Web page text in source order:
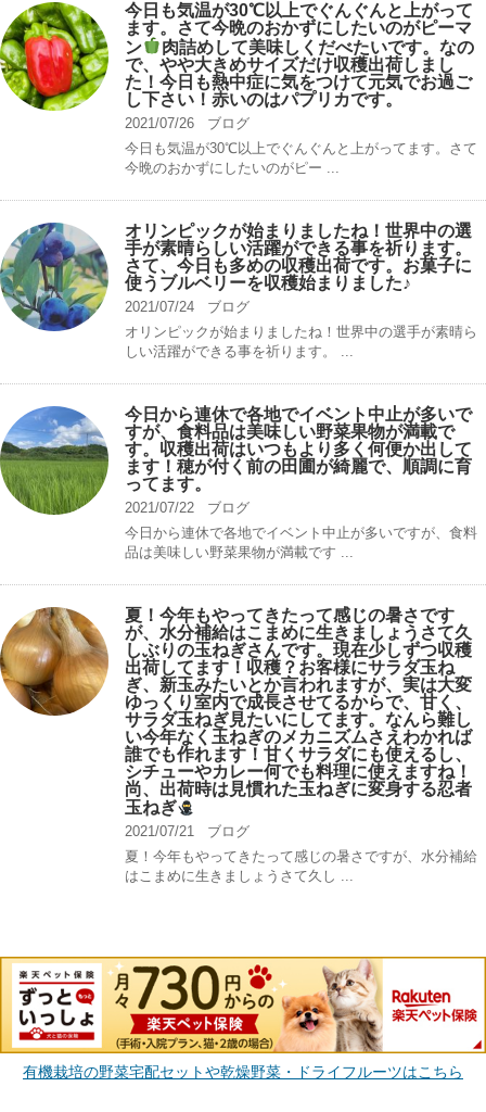
今日も気温が30℃以上でぐんぐんと上がって
ます。さて今晩のおかずにしたいのがピーマ
ン
肉詰めして美味しくだべたいです。なの
で、やや大きめサイズだけ収穫出荷しまし
た！今日も熱中症に気をつけて元気でお過ご
し下さい！赤いのはパプリカです。
2021/07/26
ブログ
今日も気温が30℃以上でぐんぐんと上がってます。さて
今晩のおかずにしたいのがピー ...
オリンピックが始まりましたね！世界中の選
手が素晴らしい活躍ができる事を祈ります。
さて、今日も多めの収穫出荷です。お菓子に
使うブルベリーを収穫始まりました♪
2021/07/24
ブログ
オリンピックが始まりましたね！世界中の選手が素晴ら
しい活躍ができる事を祈ります。 ...
今日から連休で各地でイベント中止が多いで
すが、食料品は美味しい野菜果物が満載で
す。収穫出荷はいつもより多く何便か出して
ます！穂が付く前の田圃が綺麗で、順調に育
ってます。
2021/07/22
ブログ
今日から連休で各地でイベント中止が多いですが、食料
品は美味しい野菜果物が満載です ...
夏！今年もやってきたって感じの暑さです
が、水分補給はこまめに生きましょうさて久
しぶりの玉ねぎさんです。現在少しずつ収穫
出荷してます！収穫？お客様にサラダ玉ね
ぎ、新玉みたいとか言われますが、実は大変
ゆっくり室内で成長させてるからで、甘く、
サラダ玉ねぎ見たいにしてます。なんら難し
い今年なく玉ねぎのメカニズムさえわかれば
誰でも作れます！甘くサラダにも使えるし、
シチューやカレー何でも料理に使えますね！
尚、出荷時は見慣れた玉ねぎに変身する忍者
玉ねぎ
2021/07/21
ブログ
夏！今年もやってきたって感じの暑さですが、水分補給
はこまめに生きましょうさて久し ...
有機栽培の野菜宅配セットや乾燥野菜・ドライフルーツはこちら